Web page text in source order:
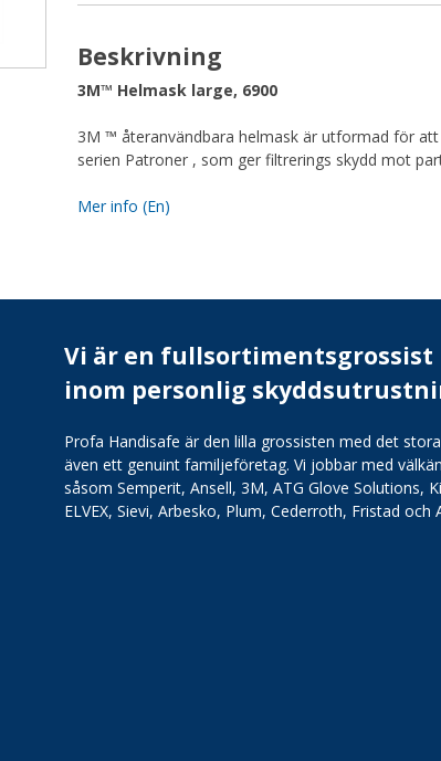
Beskrivning
3M™ Helmask large, 6900
3M ™ återanvändbara helmask är utformad för
serien Patroner , som ger filtrerings skydd mot
Mer info (En)
Vi är en fullsortimentsgrossist
inom personlig
Profa Handisafe är den lilla grossisten med det
även ett genuint familjeföretag. Vi jobbar med
såsom Semperit, Ansell, 3M, ATG Glove Solutions,
ELVEX, Sievi, Arbesko, Plum, Cederroth, Fristad och